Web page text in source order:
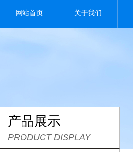
网站首页 关于我们
产品展示
PRODUCT DISPLAY